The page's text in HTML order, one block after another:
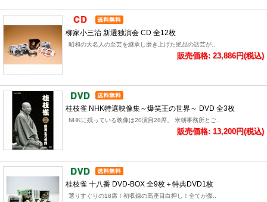
柳家小三治 新選独演会 CD 全12枚
昭和の大名人の至芸を継承し磨き上げた絶品の話芸が..
販売価格: 23,886円(税込)
桂枝雀 NHK特選映像集～爆笑王の世界～ DVD 全3枚
NHKに残っている映像は20演目28席。 米朝事務所とご..
販売価格: 13,200円(税込)
桂枝雀 十八番 DVD-BOX 全9枚＋特典DVD1枚
選りすぐりの18席！初収録の高座目白押し！全てが傑..